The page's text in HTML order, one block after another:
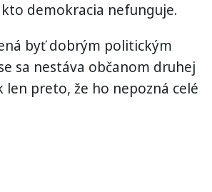
demokracia nefunguje.
byť dobrým politickým
sa nestáva občanom druhej
preto, že ho nepozná celé